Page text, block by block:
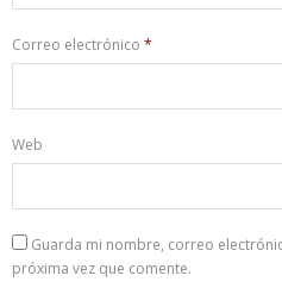
Correo electrónico *
Web
Guarda mi nombre, correo
próxima vez que comente.